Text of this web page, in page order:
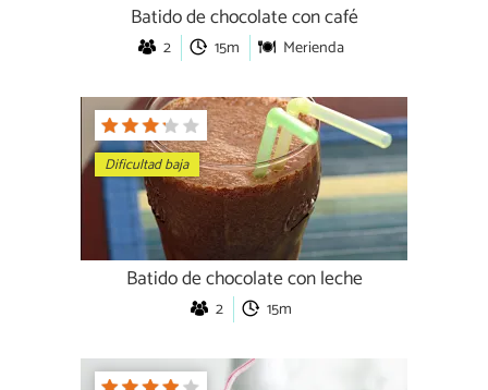
Batido de chocolate con café
2 15m Merienda
Dificultad baja
Batido de chocolate con leche
2 15m